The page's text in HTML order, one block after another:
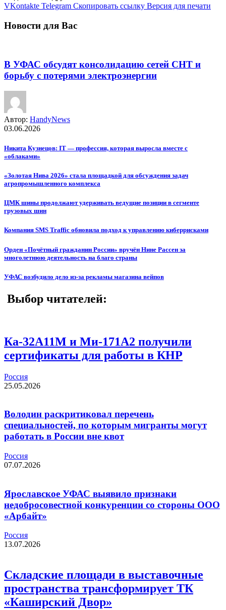
VKontakte Telegram Скопировать ссылку Версия для печати
Новости для Вас
В УФАС обсудят консолидацию сетей СНТ и
борьбу с потерями электроэнергии
Автор: HandyNews
03.06.2026
Никита Кузнецов: IT — профессия, которая выросла вместе с
«облаками»
«Золотая Нива 2026» стала площадкой для обсуждения задач
агропромышленного комплекса
ЦМК шины продолжают удерживать ведущие позиции в сегменте
грузовых шин
Компания SMS Traffic обновила подход к управлению киберрисками
Орден «Почётный гражданин России» вручён Нине Рассен за
многолетнюю деятельность на благо страны
УФАС возбудило дело из-за рекламы магазина вейпов
Выбор читателей:
Ка-32А11М и Ми-171А2 получили
сертификаты для работы в КНР
Россия
25.05.2026
Володин раскритиковал перечень
специальностей, по которым мигранты могут
работать в России вне квот
Россия
07.07.2026
Ярославское УФАС выявило признаки
недобросовестной конкуренции со стороны ООО
«Арбайт»
Россия
13.07.2026
Складские площади в выставочные
пространства трансформирует ТК
«Каширский Двор»